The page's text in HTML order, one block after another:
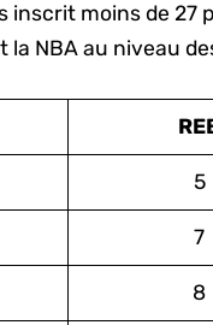
inscrit moins de 27
la NBA au niveau
5
7
8